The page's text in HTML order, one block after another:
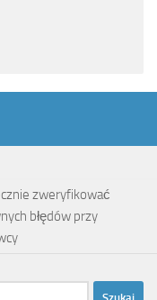
zweryfikować
błędów przy